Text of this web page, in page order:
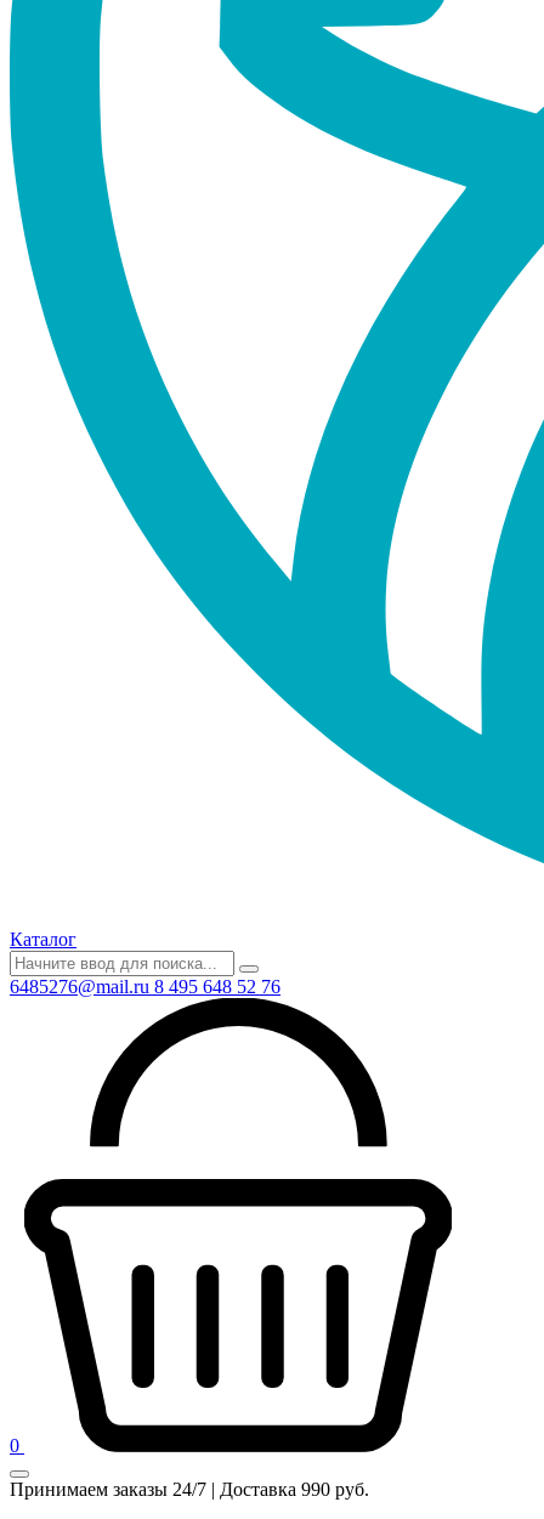
Каталог
6485276@mail.ru 8 495 648 52 76
0
Принимаем заказы 24/7 | Доставка 990 руб.